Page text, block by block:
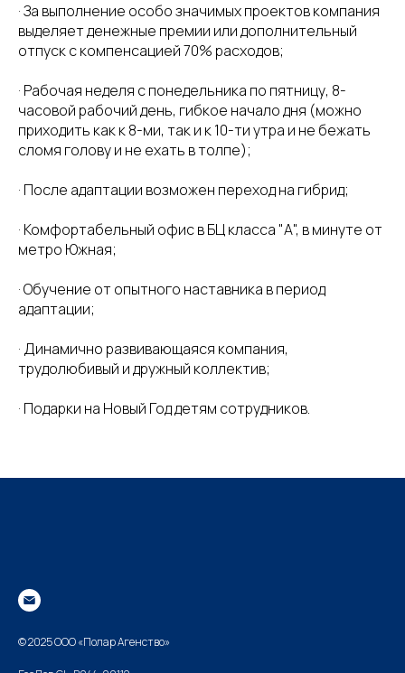
· За выполнение особо значимых проектов компания
выделяет денежные премии или дополнительный
отпуск с компенсацией 70% расходов;
· Рабочая неделя с понедельника по пятницу, 8-
часовой рабочий день, гибкое начало дня (можно
приходить как к 8-ми, так и к 10-ти утра и не бежать
сломя голову и не ехать в толпе);
· После адаптации возможен переход на гибрид;
· Комфортабельный офис в БЦ класса "А", в минуте от
метро Южная;
· Обучение от опытного наставника в период
адаптации;
· Динамично развивающаяся компания,
трудолюбивый и дружный коллектив;
· Подарки на Новый Год детям сотрудников.
© 2025 ООО «Полар Агенство»